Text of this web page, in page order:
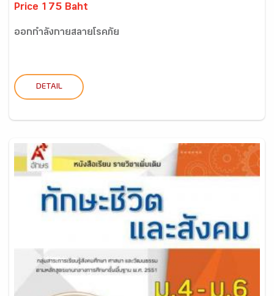
Price 175 Baht
ออกกำลังกายสลายโรคภัย
DETAIL